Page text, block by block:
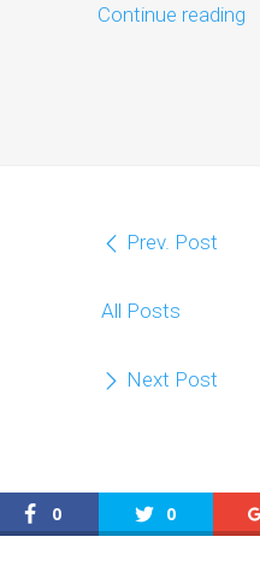
Continue reading
Prev. Post
All Posts
Next Post
0 0